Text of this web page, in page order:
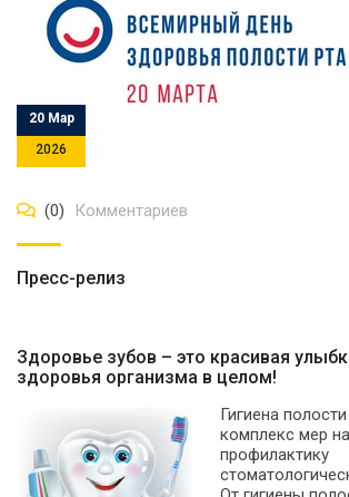
20 Мар
2026
(0) Комментариев
Пресс-релиз
Здоровье зубов – это красивая
здоровья организма в целом!
Гигиена
комплекс мер
профилактику